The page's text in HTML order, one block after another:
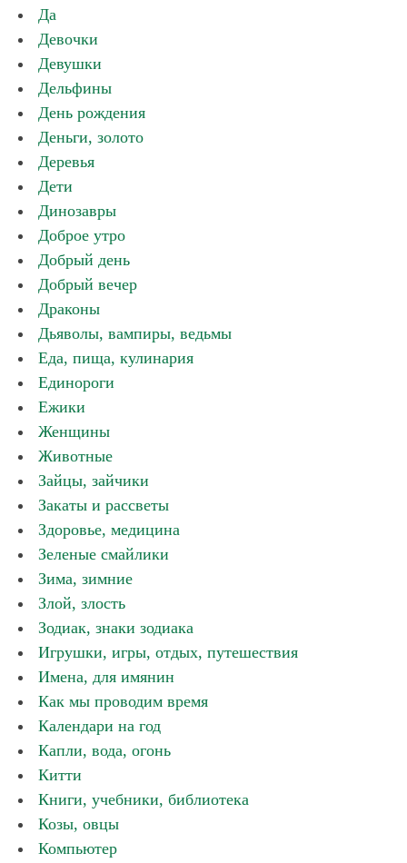
Да
Девочки
Девушки
Дельфины
День рождения
Деньги, золото
Деревья
Дети
Динозавры
Доброе утро
Добрый день
Добрый вечер
Драконы
Дьяволы, вампиры, ведьмы
Еда, пища, кулинария
Единороги
Ежики
Женщины
Животные
Зайцы, зайчики
Закаты и рассветы
Здоровье, медицина
Зеленые смайлики
Зима, зимние
Злой, злость
Зодиак, знаки зодиака
Игрушки, игры, отдых, путешествия
Имена, для имянин
Как мы проводим время
Календари на год
Капли, вода, огонь
Китти
Книги, учебники, библиотека
Козы, овцы
Компьютер